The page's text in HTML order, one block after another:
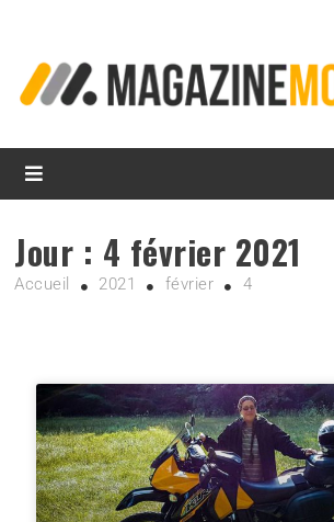
MagazineMoto.com
Jour : 4 février 2021
Accueil 2021 février 4